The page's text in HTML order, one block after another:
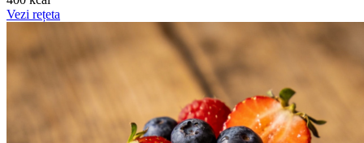
Vezi rețeta